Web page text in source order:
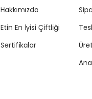
Hakkımızda
Etin En İyisi Çiftliği
Sertifikalar